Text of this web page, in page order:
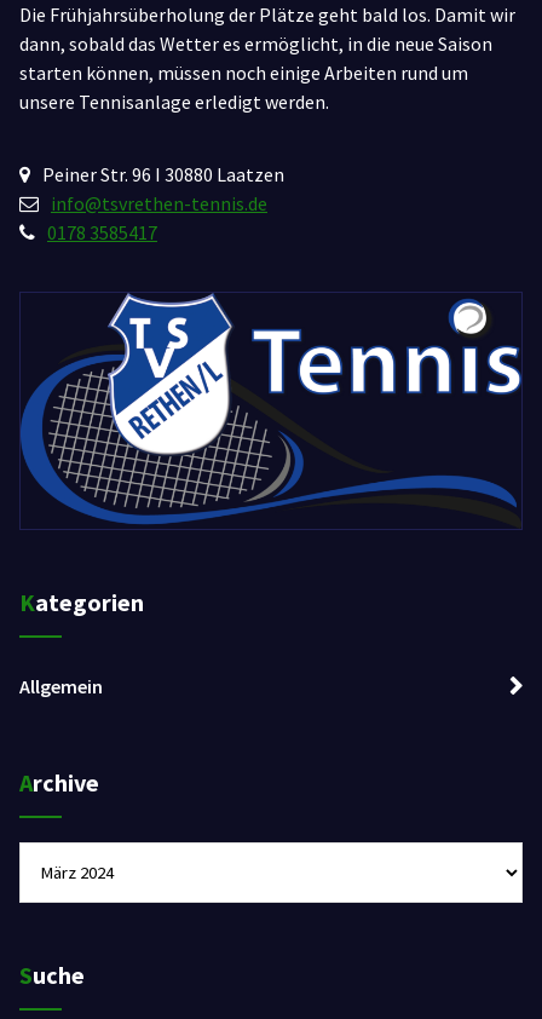
Die Frühjahrsüberholung der Plätze geht bald los. Damit wir
dann, sobald das Wetter es ermöglicht, in die neue Saison
starten können, müssen noch einige Arbeiten rund um
unsere Tennisanlage erledigt werden.
Peiner Str. 96 I 30880 Laatzen
info@tsvrethen-tennis.de
0178 3585417
Kategorien
Allgemein
Archive
Suche